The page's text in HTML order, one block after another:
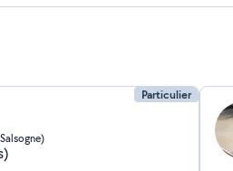
Particulier